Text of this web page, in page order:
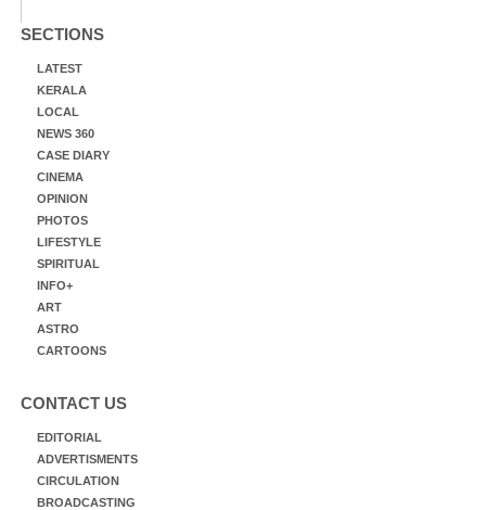
SECTIONS
LATEST
KERALA
LOCAL
NEWS 360
CASE DIARY
CINEMA
OPINION
PHOTOS
LIFESTYLE
SPIRITUAL
INFO+
ART
ASTRO
CARTOONS
CONTACT US
EDITORIAL
ADVERTISMENTS
CIRCULATION
BROADCASTING